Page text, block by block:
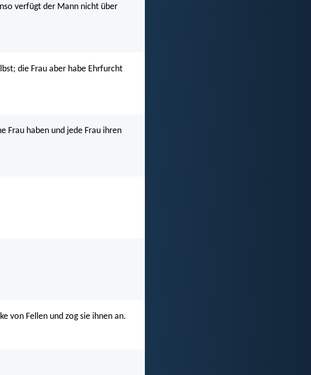
verfügt der Mann nicht über
die Frau aber habe Ehrfurcht
Frau haben und jede Frau ihren
von Fellen und zog sie ihnen an.